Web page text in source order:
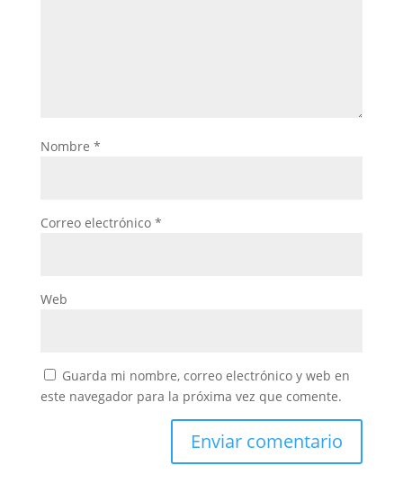
Nombre *
Correo electrónico *
Web
Guarda mi nombre, correo electrónico y web en
este navegador para la próxima vez que comente.